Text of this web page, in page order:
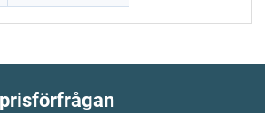
prisförfrågan